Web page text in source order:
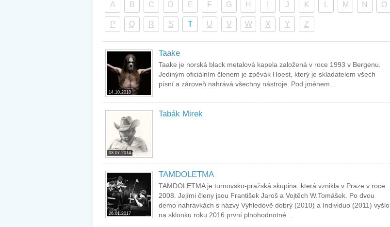
A B C D E F G H J K M N O
P Q R S T U V W X Y Z
14.10.2018
Taake
Taake je norská black metalová kapela založená v roce 1993 v Bergenu.
Jediným oficiálním členem je zpěvák Hoest, který je skladatelem všech
písní a zároveň nahrává všechny nástroje. Pod jménem...
03.07.2014
Tabák Mirek
26.01.2017
TAMDOLETMA
TAMDOLETMA je turnovsko-pražská skupina, která vznikla v Praze v roce
2008. Jejími členy jsou František Jaroš a Vojtěch W.Tomášek. Po dvou
demo nahrávkách s názvy Výhledově dobrý (2010) a Individuo (2011) vyšlo
na sklonku roku 2016 první plnohodnotné...